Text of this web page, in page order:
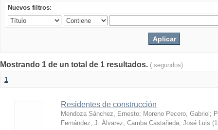
Nuevos filtros:
Mostrando 1 de un total de 1 resultados. ( segundos)
1
Residentes de construcción
Mendoza Sánchez, Ernesto; Moreno Pecero, Gabriel ;
Fernández, J. Álvarez; Camba Castañeda, José Luis (